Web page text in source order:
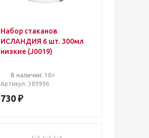
Набор стаканов
ИСЛАНДИЯ 6 шт. 300мл
низкие (J0019)
В наличии: 10>
Артикул: 389996
730 ₽